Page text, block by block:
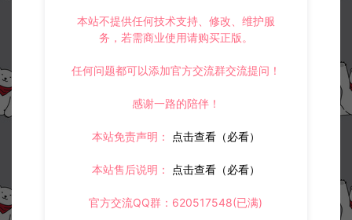
业用途，请大家不要用于商用！
侵权联系邮箱：32838727@qq.com
最新整理Linux手工服务端+Win一键服务端+解压即玩+简易安卓客户端+详
https://www.lyzwlkj.vip/56916/syzy/xyxh5/
冷雨泽ღ 默认解压密码：www.lyzwlkj.vip 复
本站不提供任何技术支持、修改、维护服
务，若需商业使用请购买正版。
任何问题都可以添加官方交流群交流提问！
感谢一路的陪伴！
本站免责声明： 点击查看（必看）
本站售后说明： 点击查看（必看）
官方交流QQ群：620517548(已满)